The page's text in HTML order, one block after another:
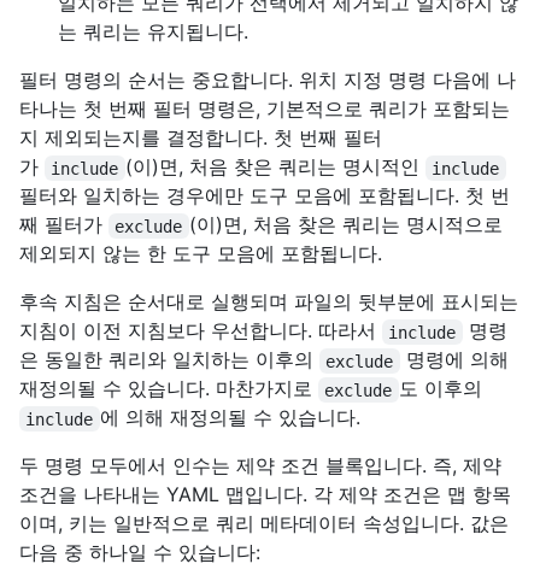
는 쿼리는 유지됩니다.
필터 명령의 순서는 중요합니다. 위치 지정 명령 다음에 나
타나는 첫 번째 필터 명령은, 기본적으로 쿼리가 포함되는
지 제외되는지를 결정합니다. 첫 번째 필터
가
include (이)면, 처음 찾은 쿼리는 명시적인 include
필터와 일치하는 경우에만 도구 모음에 포함됩니다. 첫 번
째 필터가
exclude (이)면, 처음 찾은 쿼리는 명시적으로
제외되지 않는 한 도구 모음에 포함됩니다.
후속 지침은 순서대로 실행되며 파일의 뒷부분에 표시되는
지침이 이전 지침보다 우선합니다. 따라서
include
명령
은 동일한 쿼리와 일치하는 이후의
exclude
명령에 의해
재정의될 수 있습니다. 마찬가지로
exclude 도 이후의
include 에 의해 재정의될 수 있습니다.
두 명령 모두에서 인수는 제약 조건 블록입니다. 즉, 제약
조건을 나타내는 YAML 맵입니다. 각 제약 조건은 맵 항목
이며, 키는 일반적으로 쿼리 메타데이터 속성입니다. 값은
다음 중 하나일 수 있습니다: